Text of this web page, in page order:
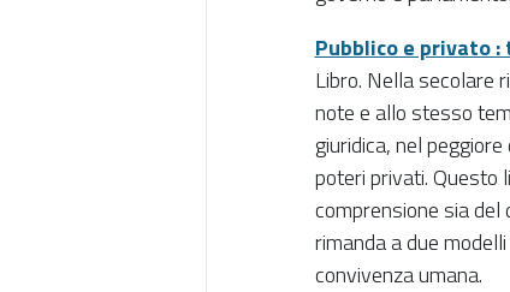
Pubblico e privato
Libro. Nella secolare
note e allo stesso
giuridica, nel
poteri privati. Questo
comprensione sia
rimanda a due
convivenza umana.